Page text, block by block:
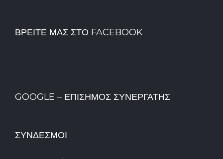
ΒΡΕΊΤΕ ΜΑΣ ΣΤΟ FACEBOOK
GOOGLE – ΕΠΊΣΗΜΟΣ ΣΥΝΕΡΓΆΤΗΣ
ΣΎΝΔΕΣΜΟΙ